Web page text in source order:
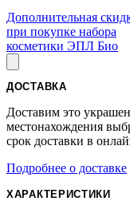
Дополнительная
при покупке набора
косметики ЭПЛ Био
ДОСТАВКА
Доставим это
местонахождения
срок доставки в
Подробнее о доставке
ХАРАКТЕРИСТИКИ